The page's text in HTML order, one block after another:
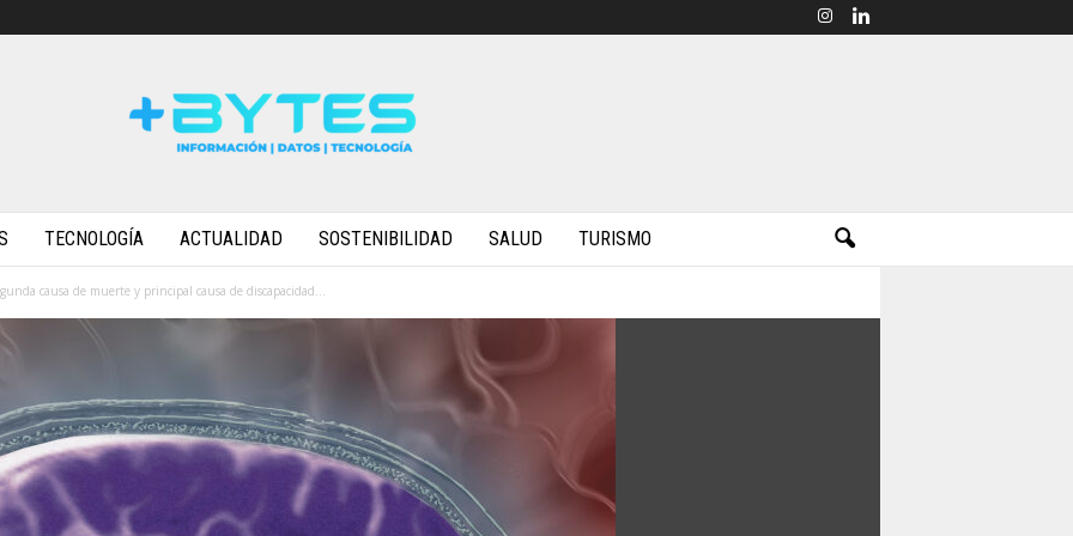
TECNOLOGÍA ACTUALIDAD SOSTENIBILIDAD SALUD TURISMO
causa de muerte y principal causa de discapacidad...